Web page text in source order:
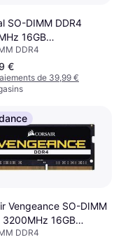
SO-DIMM DDR4
16GB
DDR4
€
de 39,99 €
Vengeance SO-DIMM
3200MHz 16GB
DDR4